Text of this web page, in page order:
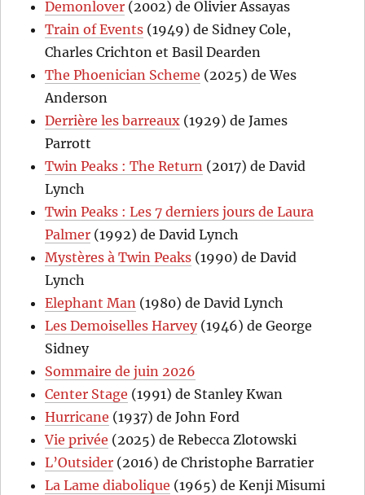
Demonlover (2002) de Olivier Assayas
Train of Events (1949) de Sidney Cole,
Charles Crichton et Basil Dearden
The Phoenician Scheme (2025) de Wes
Anderson
Derrière les barreaux (1929) de James
Parrott
Twin Peaks : The Return (2017) de David
Lynch
Twin Peaks : Les 7 derniers jours de Laura
Palmer (1992) de David Lynch
Mystères à Twin Peaks (1990) de David
Lynch
Elephant Man (1980) de David Lynch
Les Demoiselles Harvey(1946) de George
Sidney
Sommaire de juin 2026
Center Stage (1991) de Stanley Kwan
Hurricane (1937) de John Ford
Vie privée (2025) de Rebecca Zlotowski
L’Outsider (2016) de Christophe Barratier
La Lame diabolique (1965) de Kenji Misumi